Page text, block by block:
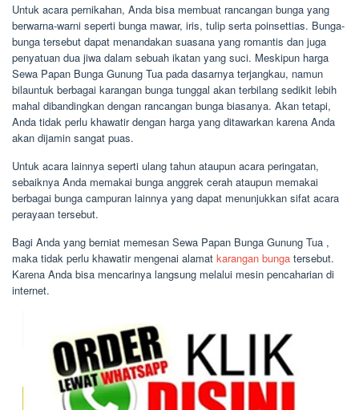
Untuk acara pernikahan, Anda bisa membuat rancangan bunga yang
berwarna-warni seperti bunga mawar, iris, tulip serta poinsettias. Bunga-
bunga tersebut dapat menandakan suasana yang romantis dan juga
penyatuan dua jiwa dalam sebuah ikatan yang suci. Meskipun harga
Sewa Papan Bunga Gunung Tua pada dasarnya terjangkau, namun
bilauntuk berbagai karangan bunga tunggal akan terbilang sedikit lebih
mahal dibandingkan dengan rancangan bunga biasanya. Akan tetapi,
Anda tidak perlu khawatir dengan harga yang ditawarkan karena Anda
akan dijamin sangat puas.
Untuk acara lainnya seperti ulang tahun ataupun acara peringatan,
sebaiknya Anda memakai bunga anggrek cerah ataupun memakai
berbagai bunga campuran lainnya yang dapat menunjukkan sifat acara
perayaan tersebut.
Bagi Anda yang berniat memesan Sewa Papan Bunga Gunung Tua ,
maka tidak perlu khawatir mengenai alamat karangan bunga tersebut.
Karena Anda bisa mencarinya langsung melalui mesin pencaharian di
internet.